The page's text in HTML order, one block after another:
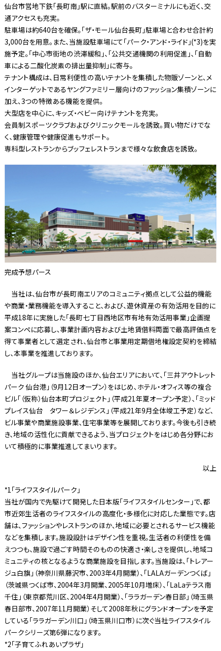
仙台市営地下鉄「長町南」駅に直結。駅前のバスターミナルにも近く、交
通アクセスも充実。
駐車場は約640台を確保。「ザ・モール仙台長町」駐車場と合わせ合計約
3,000台を用意。また、当施設駐車場にて「パーク・アンド・ライド」(*3)を実
施予定。「中心市街地の渋滞緩和」、「公共交通機関の利用促進」、「自動
車による二酸化炭素の排出量抑制」に寄与。
テナント構成は、日常利便性の高いテナントを集積した物販ゾーンと、メ
インターゲットであるヤングファミリー層向けのファッション集積ゾーンに
加え、3つの特徴ある機能を提供。
大型店を中心に、キッズ・ベビー向けテナントを充実。
会員制スポーツクラブおよびクリニックモールを誘致。買い物だけでな
く、健康管理や健康促進もサポート。
専科型レストランからブッフェレストランまで様々な飲食店を誘致。
完成予想パース
当社は、仙台市が長町南エリアのコミュニティ拠点として公益的機能
や商業・業務機能を導入すること、および、遊休資産の有効活用を目的に
平成18年に実施した「長町七丁目西地区市有地有効活用事業」企画提
案コンペに応募し、事業計画内容および土地賃借料両面で最高評価点を
得て事業者として選定され、仙台市と事業用定期借地権設定契約を締結
し、本事業を推進しております。
当社グループは当施設のほか、仙台エリアにおいて、「三井アウトレット
パーク 仙台港」（9月12日オープン）をはじめ、ホテル・オフィス等の複合
ビル「（仮称）仙台本町プロジェクト」（平成21年夏オープン予定）、「ミッド
プレイス仙台 タワー＆レジデンス」（平成21年9月全体竣工予定）など、
ビル事業や商業施設事業、住宅事業等を展開しております。今後も引き続
き、地域の活性化に貢献できるよう、当プロジェクトをはじめ各分野にお
いて積極的に事業推進してまいります。
以上
*1「ライフスタイルパーク」
当社が国内で先駆けて開発した日本版「ライフスタイルセンター」で、都
市近郊生活者のライフスタイルの高度化・多様化に対応した業態です。店
舗は、ファッションやレストランのほか、地域に必要とされるサービス機能
などを集積します。施設設計はデザイン性を重視。生活者の利便性を備
えつつも、施設で過ごす時間そのものの快適さ・楽しさを提供し、地域コ
ミュニティの核となるような商業施設を目指します。当施設は、「トレアー
ジュ白旗」（神奈川県藤沢市、2003年4月開業）、「LALAガーデンつくば」
（茨城県つくば市、2004年3月開業、2005年10月増床）、「LaLaテラス南
千住」（東京都荒川区、2004年4月開業）、「ララガーデン春日部」（埼玉県
春日部市、2007年11月開業）そして2008年秋にグランドオープンを予定
している「ララガーデン川口」（埼玉県川口市）に次ぐ当社ライフスタイル
パークシリーズ第6弾になります。
*2「子育てふれあいプラザ」